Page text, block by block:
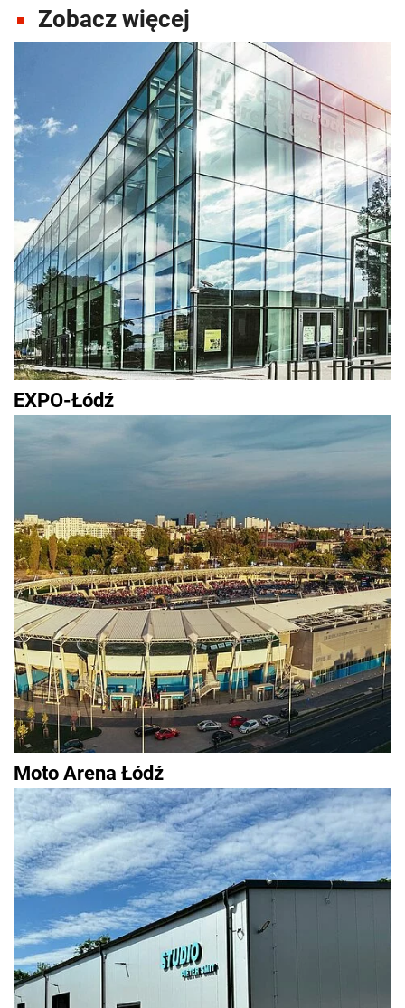
Zobacz więcej
EXPO-Łódź
Moto Arena Łódź